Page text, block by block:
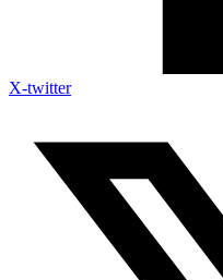
X-twitter